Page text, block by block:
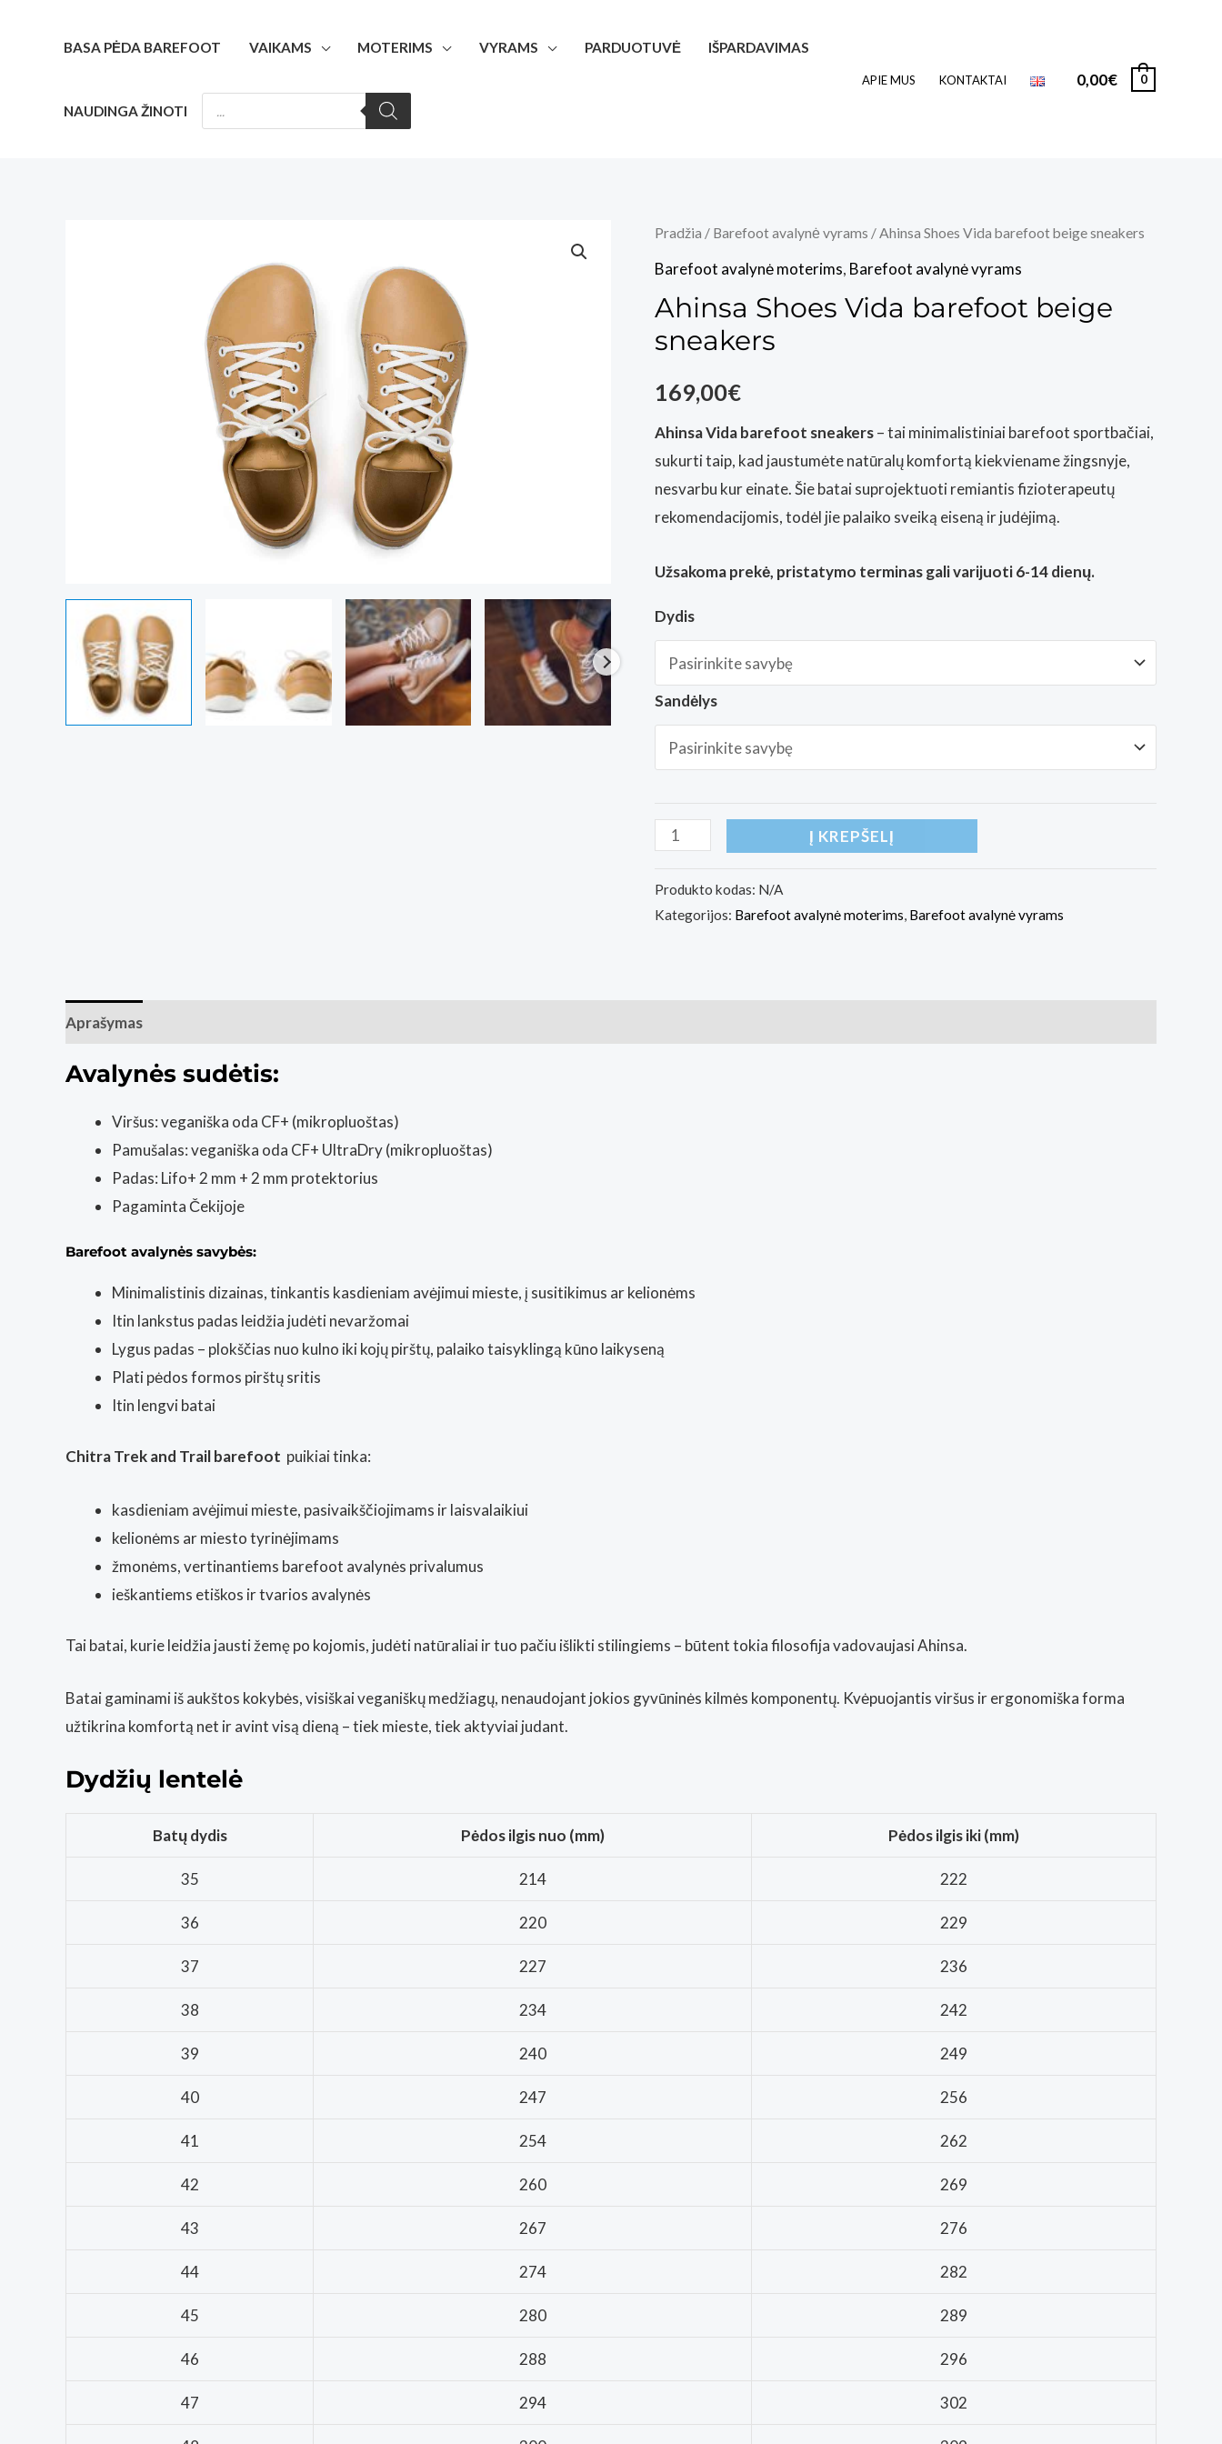
BASA PĖDA BAREFOOT VAIKAMS MOTERIMS VYRAMS PARDUOTUVĖ IŠPARDAVIMAS
NAUDINGA ŽINOTI
PRODUCTS
SEARCH
APIE MUS KONTAKTAI 0,00€ 0
Pradžia / Barefoot avalynė vyrams / Ahinsa Shoes Vida barefoot beige sneakers
Barefoot avalynė moterims, Barefoot avalynė vyrams
Ahinsa Shoes Vida barefoot beige
sneakers
169,00€
Ahinsa Vida barefoot sneakers– tai minimalistiniai barefoot sportbačiai,
sukurti taip, kad jaustumėte natūralų komfortą kiekviename žingsnyje,
nesvarbu kur einate. Šie batai suprojektuoti remiantis fizioterapeutų
rekomendacijomis, todėl jie palaiko sveiką eiseną ir judėjimą.
Užsakoma prekė, pristatymo terminas gali varijuoti 6-14 dienų.
Dydis
Sandėlys
produkto
Ahinsa
Shoes
Į KREPŠELĮ
Produkto kodas: N/A
Kategorijos: Barefoot avalynė moterims, Barefoot avalynė vyrams
Aprašymas
Avalynės sudėtis:
Viršus: veganiška oda CF+ (mikropluoštas)
Pamušalas: veganiška oda CF+ UltraDry (mikropluoštas)
Padas: Lifo+ 2 mm + 2 mm protektorius
Pagaminta Čekijoje
Barefoot avalynės savybės:
Minimalistinis dizainas, tinkantis kasdieniam avėjimui mieste, į susitikimus ar kelionėms
Itin lankstus padas leidžia judėti nevaržomai
Lygus padas – plokščias nuo kulno iki kojų pirštų, palaiko taisyklingą kūno laikyseną
Plati pėdos formos pirštų sritis
Itin lengvi batai
Chitra Trek and Trail barefoot puikiai tinka:
kasdieniam avėjimui mieste, pasivaikščiojimams ir laisvalaikiui
kelionėms ar miesto tyrinėjimams
žmonėms, vertinantiems barefoot avalynės privalumus
ieškantiems etiškos ir tvarios avalynės
Tai batai, kurie leidžia jausti žemę po kojomis, judėti natūraliai ir tuo pačiu išlikti stilingiems – būtent tokia filosofija vadovaujasiAhinsa.
Batai gaminami iš aukštos kokybės, visiškai veganiškų medžiagų, nenaudojant jokios gyvūninės kilmės komponentų. Kvėpuojantis viršus ir ergonomiška forma
užtikrina komfortą net ir avint visą dieną – tiek mieste, tiek aktyviai judant.
Dydžių lentelė
Batų dydis Pėdos ilgis nuo (mm) Pėdos ilgis iki (mm)
35 214 222
36 220 229
37 227 236
38 234 242
39 240 249
40 247 256
41 254 262
42 260 269
43 267 276
44 274 282
45 280 289
46 288 296
47 294 302